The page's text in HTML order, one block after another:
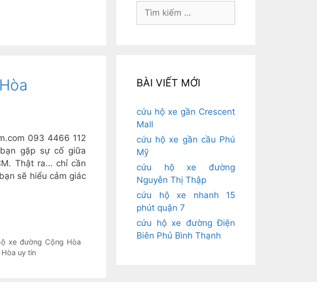
093 4466 112
gặp sự cố giữa
Thật ra… chỉ cần
sẽ hiểu cảm giác
xe đường Cộng Hòa
uy tín
Tìm
BÀI VIẾT MỚI
cứu hộ xe gần Crescent
Mall
cứu hộ xe gần cầu Phú
Mỹ
cứu hộ xe đường
Nguyễn Thị Thập
cứu hộ xe nhanh 15
phút quận 7
cứu hộ xe đường Điện
Biên Phủ Bình Thạnh